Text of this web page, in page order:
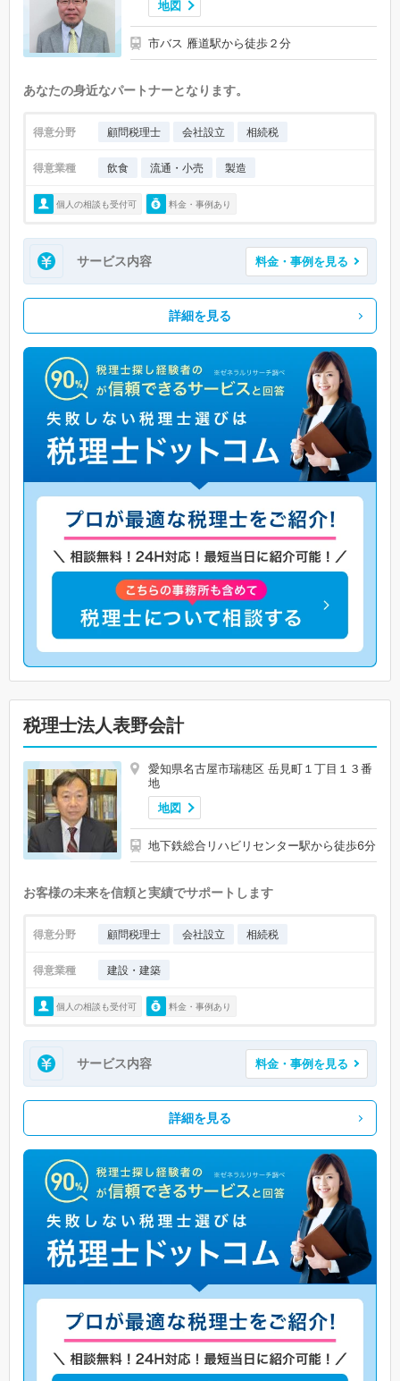
地図
市バス 雁道駅から徒歩２分
あなたの身近なパートナーとなります。
得意分野 顧問税理士 会社設立 相続税
得意業種 飲食 流通・小売 製造
個人の相談も受付可 料金・事例あり
サービス内容 料金・事例を見る
詳細を見る
税理士法人表野会計
愛知県名古屋市瑞穂区 岳見町１丁目１３番
地
地図
地下鉄総合リハビリセンター駅から徒歩6分
お客様の未来を信頼と実績でサポートします
得意分野 顧問税理士 会社設立 相続税
得意業種 建設・建築
個人の相談も受付可 料金・事例あり
サービス内容 料金・事例を見る
詳細を見る